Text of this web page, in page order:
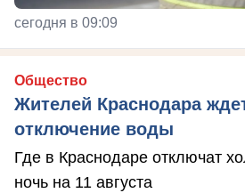
сегодня в 09:09
Общество
Жителей Краснодара
отключение воды
Где в Краснодаре отключат
ночь на 11 августа